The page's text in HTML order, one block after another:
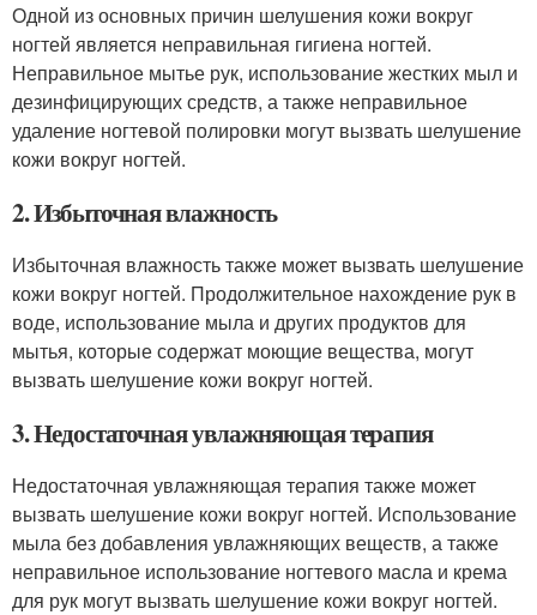
Одной из основных причин шелушения кожи вокруг
ногтей является неправильная гигиена ногтей.
Неправильное мытье рук, использование жестких мыл и
дезинфицирующих средств, а также неправильное
удаление ногтевой полировки могут вызвать шелушение
кожи вокруг ногтей.
2. Избыточная влажность
Избыточная влажность также может вызвать шелушение
кожи вокруг ногтей. Продолжительное нахождение рук в
воде, использование мыла и других продуктов для
мытья, которые содержат моющие вещества, могут
вызвать шелушение кожи вокруг ногтей.
3. Недостаточная увлажняющая терапия
Недостаточная увлажняющая терапия также может
вызвать шелушение кожи вокруг ногтей. Использование
мыла без добавления увлажняющих веществ, а также
неправильное использование ногтевого масла и крема
для рук могут вызвать шелушение кожи вокруг ногтей.